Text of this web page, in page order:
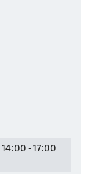
- 17:00